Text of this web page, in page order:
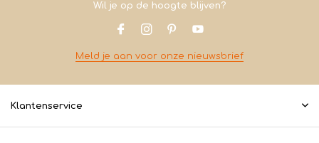
Wil je op de hoogte blijven?
Meld je aan voor onze nieuwsbrief
Klantenservice